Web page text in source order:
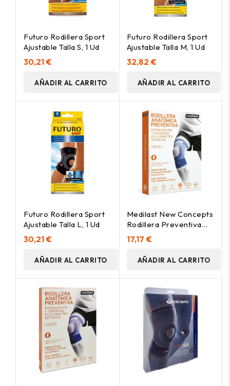
Futuro Rodillera Sport
Ajustable Talla S, 1 Ud
30,21 €
AÑADIR AL CARRITO
Futuro Rodillera Sport
Ajustable Talla M, 1 Ud
32,82 €
AÑADIR AL CARRITO
Futuro Rodillera Sport
Ajustable Talla L, 1 Ud
30,21 €
AÑADIR AL CARRITO
Medilast New Concepts
Rodillera Preventiva
Talla S, 1 Ud
17,17 €
AÑADIR AL CARRITO